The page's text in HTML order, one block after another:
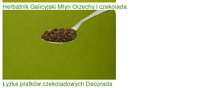
Herbatnik Galicyjski Młyn Orzechy i czekolada
Łyżka płatków czekoladowych Decorada